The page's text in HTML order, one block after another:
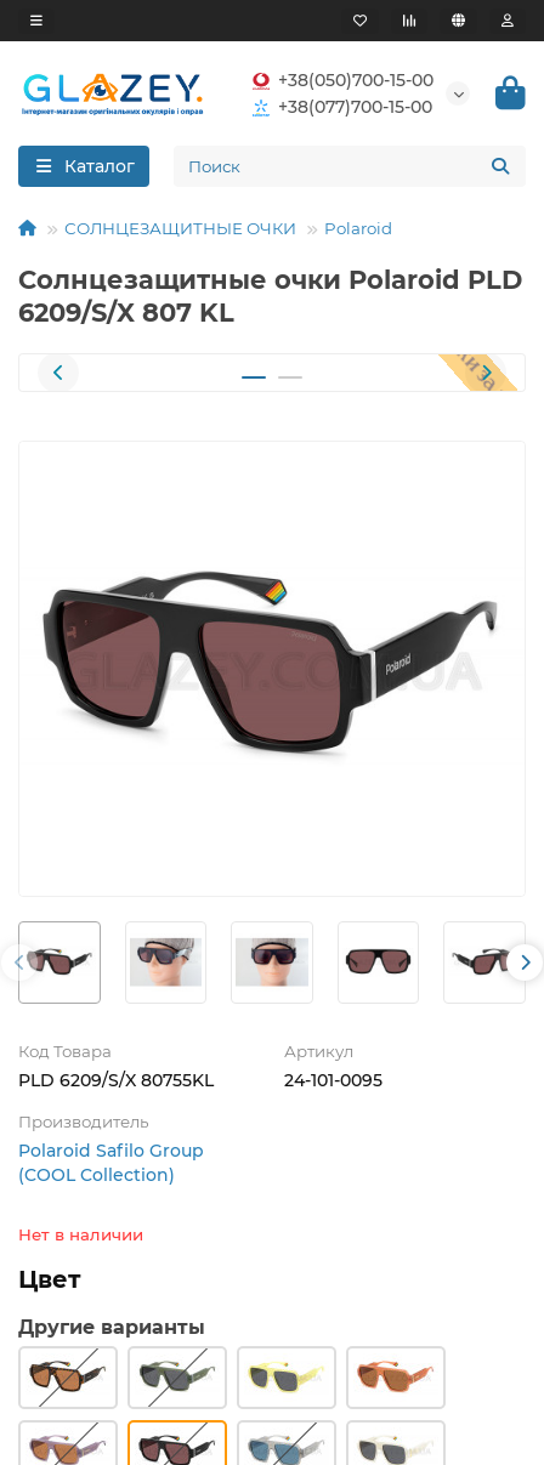
+38(050)700-15-00
+38(077)700-15-00
Каталог
СОЛНЦЕЗАЩИТНЫЕ ОЧКИ Polaroid
Солнцезащитные очки Polaroid PLD
6209/S/X 807 KL
Код Товара
PLD 6209/S/X 80755KL
Артикул
24-101-0095
Производитель
Polaroid Safilo Group
(COOL Collection)
Нет в наличии
Цвет
Другие варианты